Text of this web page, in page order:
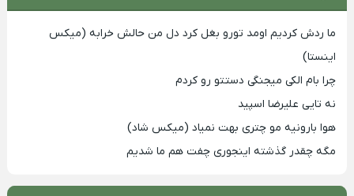
ما ردش کردیم اومد تورو بغل کرد دل من حالش خرابه (میکس
اینستا)
چرا بام الکی میجنگی دستتو رو کردم
نه تایی علیرضا اسپید
هوا بارونیه مو چتری بهت نمیاد (میکس شاد)
مگه چقدر گذشته اینجوری چفت هم ما شدیم